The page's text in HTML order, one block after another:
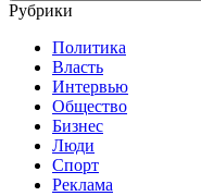
Рубрики
Политика
Власть
Интервью
Общество
Бизнес
Люди
Спорт
Реклама